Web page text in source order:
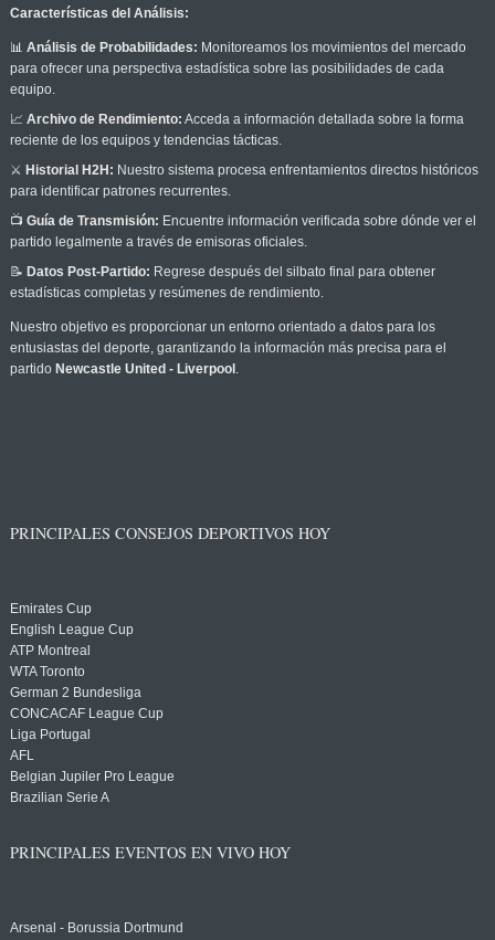
Características del Análisis:
📊 Análisis de Probabilidades: Monitoreamos los movimientos del mercado
para ofrecer una perspectiva estadística sobre las posibilidades de cada
equipo.
📈 Archivo de Rendimiento: Acceda a información detallada sobre la forma
reciente de los equipos y tendencias tácticas.
⚔️ Historial H2H: Nuestro sistema procesa enfrentamientos directos históricos
para identificar patrones recurrentes.
📺 Guía de Transmisión: Encuentre información verificada sobre dónde ver el
partido legalmente a través de emisoras oficiales.
📝 Datos Post-Partido: Regrese después del silbato final para obtener
estadísticas completas y resúmenes de rendimiento.
Nuestro objetivo es proporcionar un entorno orientado a datos para los
entusiastas del deporte, garantizando la información más precisa para el
partido Newcastle United - Liverpool .
PRINCIPALES CONSEJOS DEPORTIVOS HOY
Emirates Cup
English League Cup
ATP Montreal
WTA Toronto
German 2 Bundesliga
CONCACAF League Cup
Liga Portugal
AFL
Belgian Jupiler Pro League
Brazilian Serie A
PRINCIPALES EVENTOS EN VIVO HOY
Arsenal - Borussia Dortmund